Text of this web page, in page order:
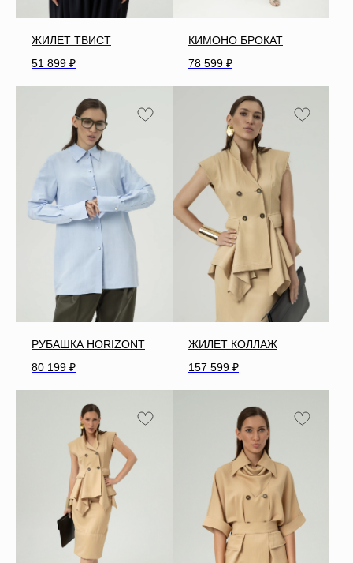
ЖИЛЕТ ТВИСТ
51 899 ₽
КИМОНО БРОКАТ
78 599 ₽
РУБАШКА HORIZONT
80 199 ₽
ЖИЛЕТ КОЛЛАЖ
157 599 ₽